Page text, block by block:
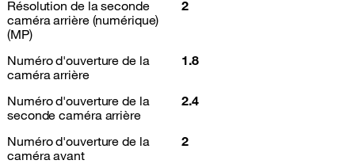
Résolution de la seconde
caméra arrière (numérique)
(MP)
2
Numéro d'ouverture de la
caméra arrière
1.8
Numéro d'ouverture de la
seconde caméra arrière
2.4
Numéro d'ouverture de la
caméra avant
2